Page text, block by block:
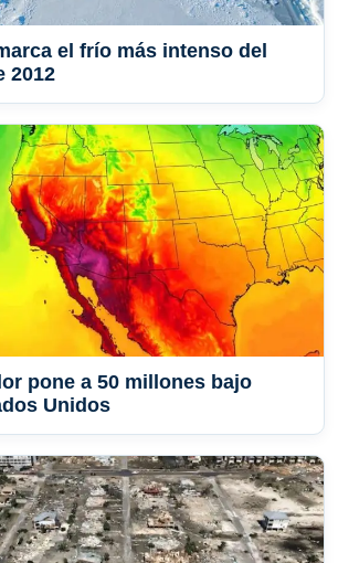
el frío más intenso del
2012
pone a 50 millones bajo
Unidos